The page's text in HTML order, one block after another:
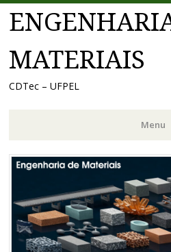
MATERIAIS
CDTec – UFPEL
Menu
Pular
conteúdo